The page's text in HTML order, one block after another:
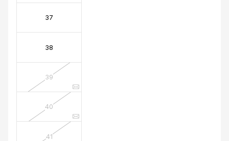
37
38
39
40
41